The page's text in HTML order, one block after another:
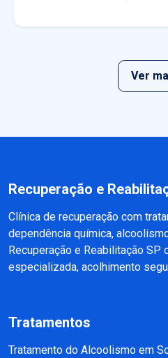
Ver
Recuperação e
Clínica de recuperação com
dependência química,
Recuperação e Reabilitação SP
especializada, acolhimento
Tratamentos
Tratamento do Alcoolismo em